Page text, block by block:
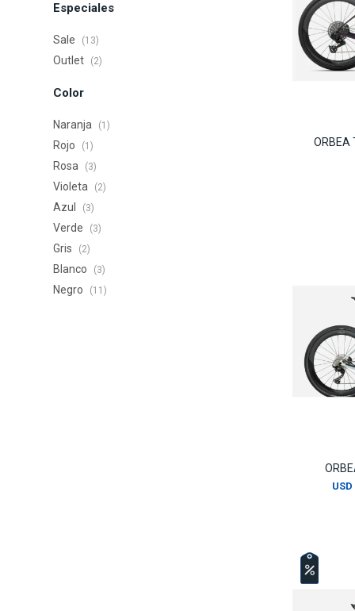
ORBEA
USD
Especiales
Sale (13)
Outlet (2)
Color
Naranja (1)
Rojo (1)
Rosa (3)
Violeta (2)
Azul (3)
Verde (3)
Gris (2)
Blanco (3)
Negro (11)